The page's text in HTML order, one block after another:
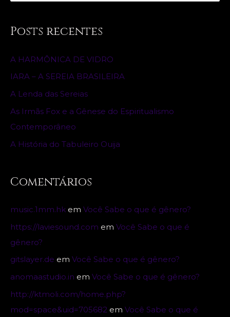
r
h
f
o
Posts recentes
A HARMÔNICA DE VIDRO
IARA – A SEREIA BRASILEIRA
A Lenda das Sereias
As Irmãs Fox e a Gênese do Espiritualismo
Contemporâneo
A História do Tabuleiro Ouija
Comentários
music.1mm.hk em Você Sabe o que é gênero?
https://laviesound.com em Você Sabe o que é
gênero?
gitslayer.de em Você Sabe o que é gênero?
anomaastudio.in em Você Sabe o que é gênero?
http://ktmoli.com/home.php?
mod=space&uid=705682 em Você Sabe o que é